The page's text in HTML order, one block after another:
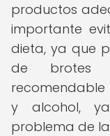
productos
importante
dieta, ya que
de brotes
y alcohol,
problema de la